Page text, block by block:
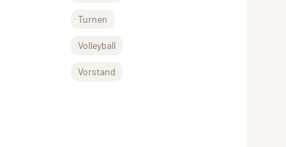
Turnen
Volleyball
Vorstand